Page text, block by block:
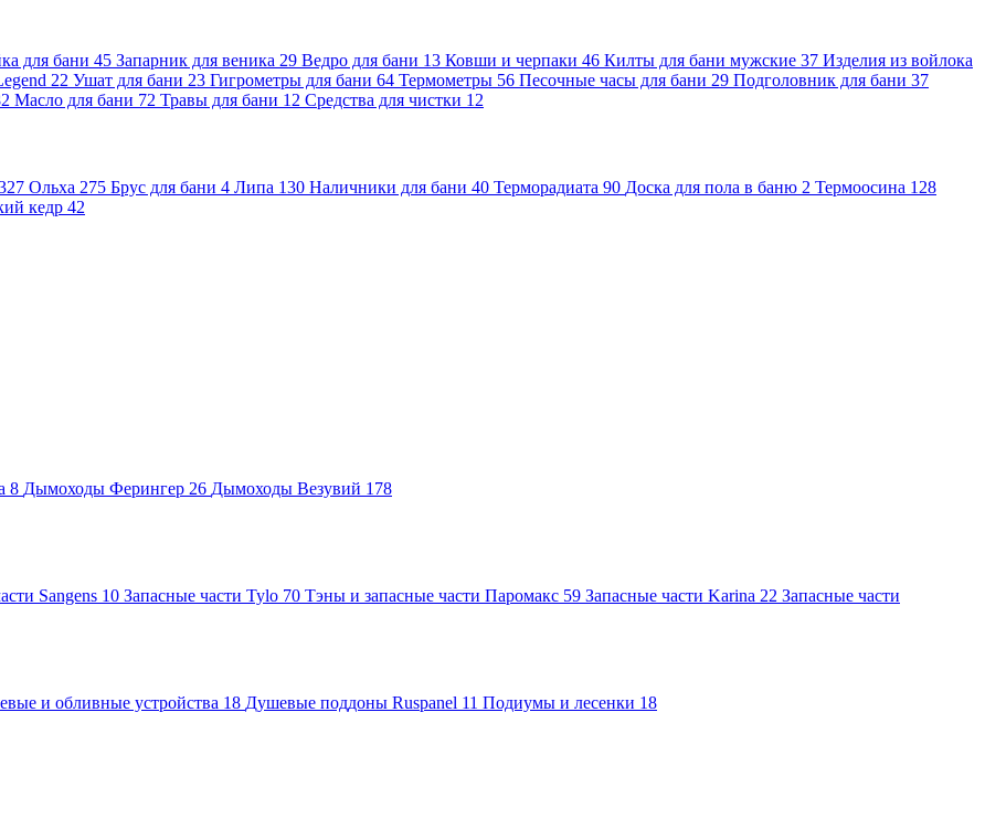
для бани 45 Запарник для веника 29 Ведро для бани 13 Ковши и черпаки 46 Килты для бани мужские 37 Изделия из войлока
22 Ушат для бани 23 Гигрометры для бани 64 Термометры 56 Песочные часы для бани 29 Подголовник для бани 37
Масло для бани 72 Травы для бани 12 Средства для чистки 12
Ольха 275 Брус для бани 4 Липа 130 Наличники для бани 40 Терморадиата 90 Доска для пола в баню 2 Термоосина 128
кедр 42
8 Дымоходы Ферингер 26 Дымоходы Везувий 178
Sangens 10 Запасные части Tylo 70 Тэны и запасные части Паромакс 59 Запасные части Karina 22 Запасные части
и обливные устройства 18 Душевые поддоны Ruspanel 11 Подиумы и лесенки 18